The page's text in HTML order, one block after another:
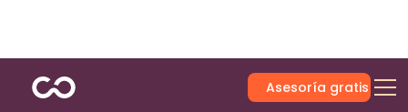
Asesoría gratis